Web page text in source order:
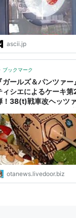
ascii.jp
ブックマーク
『ガールズ＆パンツァー
ィシエによるケーキ第
！38(t)戦車改ヘッツ
オタニュース速報
otanews.livedoor.biz